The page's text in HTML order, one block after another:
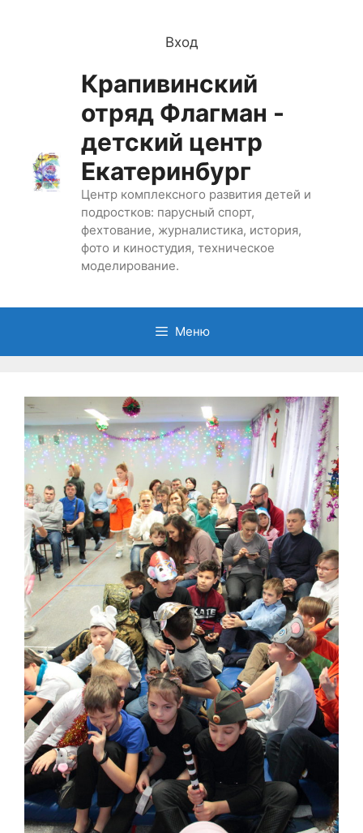
Вход
Крапивинский
отряд Флагман -
детский центр
Екатеринбург
Центр комплексного развития детей и
подростков: парусный спорт,
фехтование, журналистика, история,
фото и киностудия, техническое
моделирование.
Меню